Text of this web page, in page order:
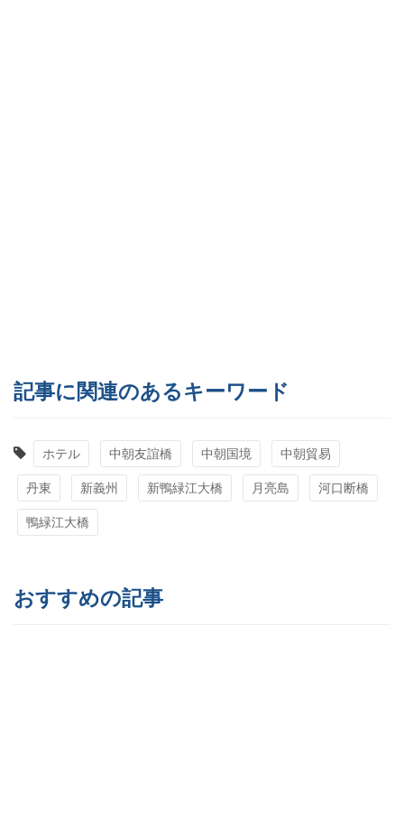
記事に関連のあるキーワード
ホテル 中朝友誼橋 中朝国境 中朝貿易
丹東 新義州 新鴨緑江大橋 月亮島 河口断橋
鴨緑江大橋
おすすめの記事